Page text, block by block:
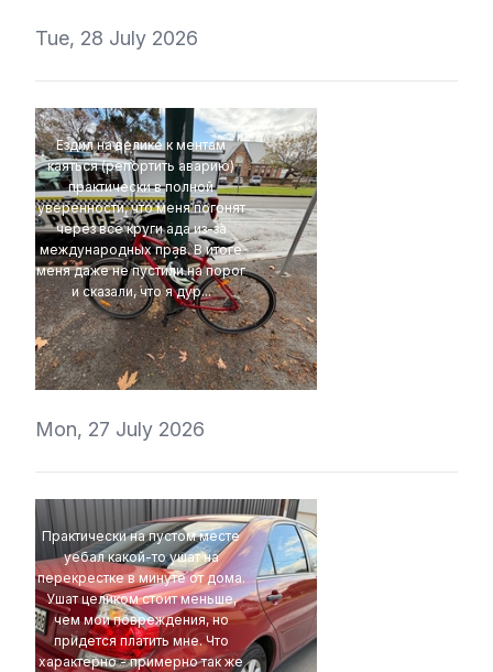
Tue, 28 July 2026
Ездил на велике к ментам
каяться (репортить аварию)
практически в полной
уверенности, что меня погонят
через все круги ада из-за
международных прав. В итоге
меня даже не пустили на порог
и сказали, что я дур...
4Eki
Mon, 27 July 2026
Практически на пустом месте
уебал какой-то ушат на
перекрестке в минуте от дома.
Ушат целиком стоит меньше,
чем мои повреждения, но
придется платить мне. Что
характерно - примерно так же